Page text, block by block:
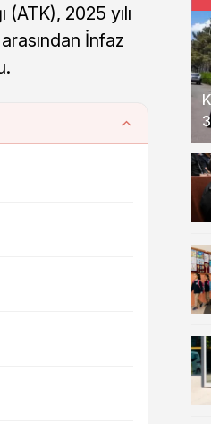
(ATK), 2025 yılı
İnfaz